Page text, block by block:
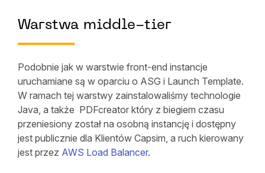
Warstwa middle-tier
Podobnie jak w warstwie front-end instancje
uruchamiane są w oparciu o ASG i Launch Template.
W ramach tej warstwy zainstalowaliśmy technologie
Java, a także PDFcreator który z biegiem czasu
przeniesiony został na osobną instancję i dostępny
jest publicznie dla Klientów Capsim, a ruch kierowany
jest przez AWS Load Balancer.